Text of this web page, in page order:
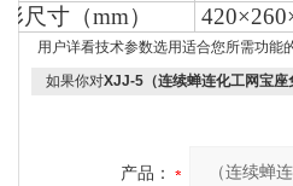
形尺寸（mm）
420
用户详看技术参数选用适合您所需功能
如果你对XJJ-5（连续蝉连化工网宝
产品：